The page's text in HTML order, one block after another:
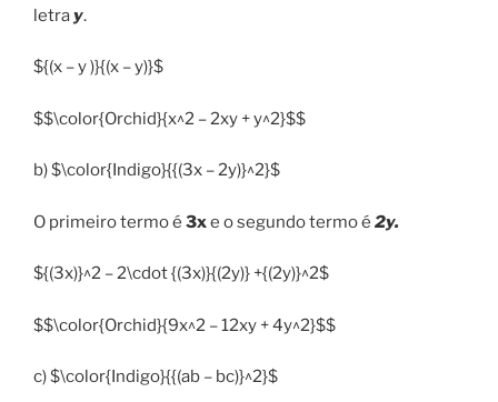
letray.
${(x – y )}{(x – y)}$
$$\color{Orchid}{x^2 – 2xy + y^2}$$
b) $\color{Indigo}{{(3x – 2y)}^2}$
O primeiro termo é 3xe o segundo termo é 2y.
${(3x)}^2 – 2\cdot {(3x)}{(2y)} +{(2y)}^2$
$$\color{Orchid}{9x^2 – 12xy + 4y^2}$$
c) $\color{Indigo}{{(ab – bc)}^2}$